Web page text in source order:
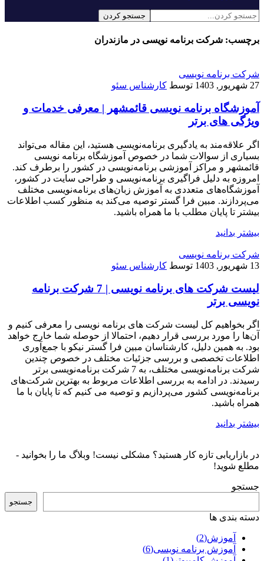
برچسب: شرکت برنامه نویسی در مازندران
شرکت برنامه نویسی
27 شهریور, 1403
توسط کارشناس سئو
آموزشگاه برنامه نویسی قائمشهر | معرفی خدمات و
ویژگی های برتر
اگر علاقه‌مند به یادگیری برنامه‌نویسی هستید، این مقاله می‌تواند
بسیاری از سوالات شما در خصوص آموزشگاه برنامه نویسی
قائمشهر و مراکز آموزشی برنامه‌نویسی در کشور را برطرف کند.
امروزه به دلیل فراگیری برنامه‌نویسی و طراحی سایت در کشور،
آموزشگاه‌های متعددی به آموزش زبان‌های برنامه‌نویسی مختلف
می‌پردازند. مبین فرا گستر توصیه می‌کند به منظور کسب اطلاعات
بیشتر تا پایان مطلب با ما همراه باشید.
بیشتر بدانید
شرکت برنامه نویسی
13 شهریور, 1403
توسط کارشناس سئو
لیست شرکت های برنامه نویسی | 7 شرکت برنامه
نویسی برتر
اگر بخواهیم کل لیست شرکت های برنامه نویسی را معرفی کنیم و
آن‌ها را مورد بررسی قرار دهیم، احتمالا از حوصله شما خارج خواهد
بود. به همین دلیل، کارشناسان مبین فرا گستر نیکو با جمع‌آوری
اطلاعات تخصصی و بررسی جزئیات مختلف در خصوص چندین
شرکت برنامه‌نویسی مختلف، به 7 شرکت برنامه‌نویسی برتر
رسیدند. در ادامه به بررسی اطلاعات مربوط به بهترین شرکت‌های
برنامه‌نویسی کشور می‌پردازیم و توصیه می کنیم که تا پایان با ما
همراه باشید.
بیشتر بدانید
در بازاریابی تازه کار هستید؟ مشکلی نیست! وبلاگ ما را بخوانید -
مطلع شوید!
جستجو
جستجو
دسته بندی ها
آموزش(2)
آموزش برنامه نویسی(6)